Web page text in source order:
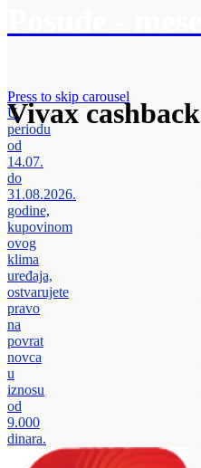
Vivax cashback
Press to skip carousel
U
periodu
od
14.07.
do
31.08.2026.
godine,
kupovinom
ovog
klima
uređaja,
ostvarujete
pravo
na
povrat
novca
u
iznosu
od
9.000
dinara.